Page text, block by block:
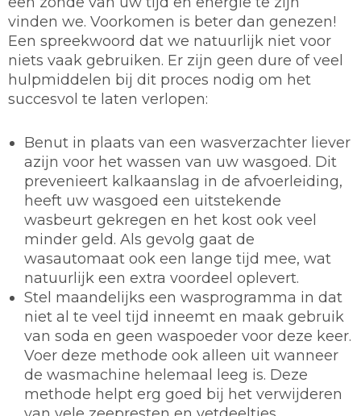
vinden we. Voorkomen is beter dan genezen!
Een spreekwoord dat we natuurlijk niet voor
niets vaak gebruiken. Er zijn geen dure of veel
hulpmiddelen bij dit proces nodig om het
succesvol te laten verlopen:
Benut in plaats van een wasverzachter liever
azijn voor het wassen van uw wasgoed. Dit
prevenieert kalkaanslag in de afvoerleiding,
heeft uw wasgoed een uitstekende
wasbeurt gekregen en het kost ook veel
minder geld. Als gevolg gaat de
wasautomaat ook een lange tijd mee, wat
natuurlijk een extra voordeel oplevert.
Stel maandelijks een wasprogramma in dat
niet al te veel tijd inneemt en maak gebruik
van soda en geen waspoeder voor deze keer.
Voer deze methode ook alleen uit wanneer
de wasmachine helemaal leeg is. Deze
methode helpt erg goed bij het verwijderen